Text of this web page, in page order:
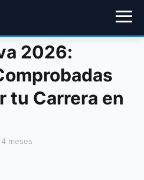
2026:
tu Carrera en
meses